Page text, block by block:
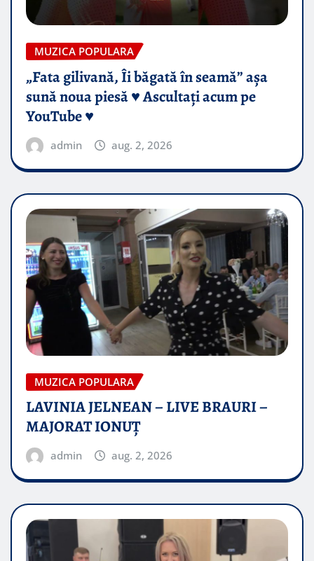
MUZICA POPULARA
„Fata gilivană, Îi băgată în seamă” așa
sună noua piesă ♥️ Ascultați acum pe
YouTube ♥️
admin aug. 2, 2026
MUZICA POPULARA
LAVINIA JELNEAN – LIVE BRAURI –
MAJORAT IONUŢ
admin aug. 2, 2026